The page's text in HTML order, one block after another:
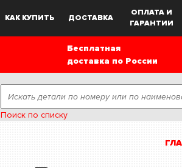
КАК КУПИТЬ ДОСТАВКА
ОПЛАТА И
ГАРАНТИИ
Бесплатная
доставка по России
Поиск по списку